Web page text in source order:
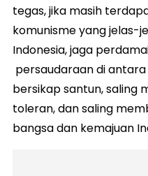
tegas, jika masih
komunisme yang jelas-
Indonesia, jaga
persaudaraan di
bersikap santun, saling
toleran, dan saling
bangsa dan kemajuan